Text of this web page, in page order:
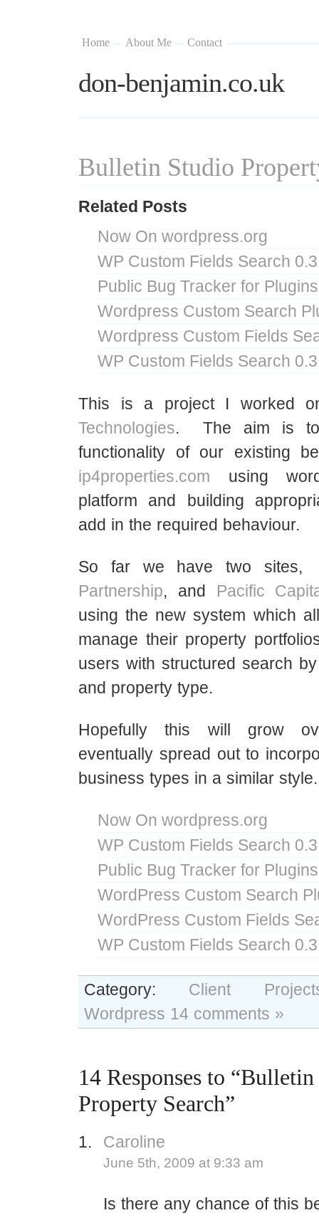
Home About Me Contact
don-benjamin.co.uk
Bulletin Studio
Related Posts
Now On wordpress.org
WP Custom Fields Search 0.3
Public Bug Tracker for Plugins
Wordpress Custom Search
Wordpress Custom Fields
WP Custom Fields Search
This is a project I worked
Technologies. The aim is to
functionality of our existing
ip4properties.com using
platform and building
add in the required behaviour.
So far we have two sites,
Partnership, and Pacific
using the new system which
manage their property
users with structured search
and property type.
Hopefully this will grow
eventually spread out to
business types in a similar style.
Now On wordpress.org
WP Custom Fields Search 0.3
Public Bug Tracker for Plugins
WordPress Custom Search
WordPress Custom Fields
WP Custom Fields Search
Category: Client
Wordpress 14 comments »
14 Responses to
Property Search”
Caroline
June 5th, 2009 at 9:33 am
Is there any chance of this